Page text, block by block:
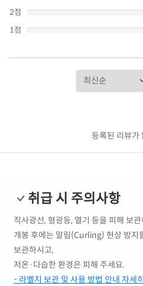
2점
1점
등록된 리뷰가
취급 시 주의사항
직사광선, 형광등, 열기 등을 피해 보
개봉 후에는 말림(Curling) 현상 방지
보관하시고,
저온·다습한 환경은 피해 주세요.
- 라벨지 보관 및 사용 방법 안내 자세